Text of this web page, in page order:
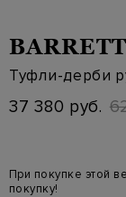
BARRETT
Туфли-дерби
37 380 руб.
При покупке этой
покупку!